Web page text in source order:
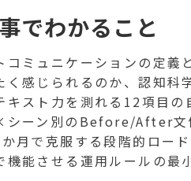
でわかること
コミュニケーションの定義
く感じられるのか、認知科
キスト力を測れる12項目の
ーン別のBefore/After文
月で克服する段階的ロー
機能させる運用ルールの最